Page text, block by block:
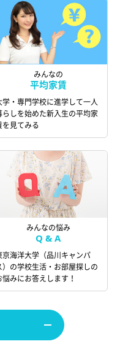
みんなの
平均家賃
学・専門学校に進学して一人
らしを始めた新入生の平均家
を見てみる
みんなの悩み
Q & A
京海洋大学（品川キャンパ
）の学校生活・お部屋探しの
悩みにお答えします！